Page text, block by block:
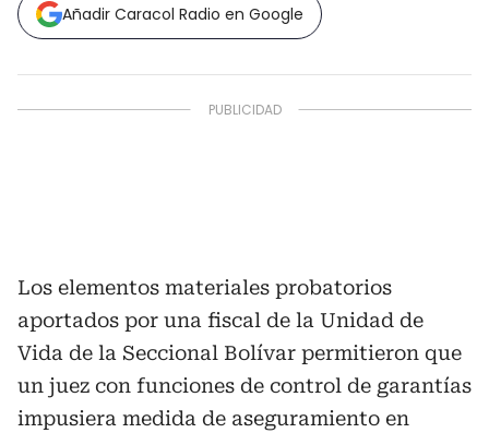
Añadir Caracol Radio en Google
Los elementos materiales probatorios
aportados por una fiscal de la Unidad de
Vida de la Seccional Bolívar permitieron que
un juez con funciones de control de garantías
impusiera medida de aseguramiento en